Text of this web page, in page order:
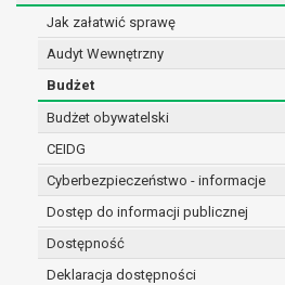
Jak załatwić sprawę
Audyt Wewnętrzny
Budżet
Budżet obywatelski
CEIDG
Cyberbezpieczeństwo - informacje
Dostęp do informacji publicznej
Dostępność
Deklaracja dostępności
osobowych;
podmioty upoważnione
przepisów prawa.
Pani/Pana dane osobowe
przez okres niezbędny do
zostały zebrane oraz
archiwizacji określonymi
powszechnie
W przypadku, gdy dane
na podstawie zgody osoby,